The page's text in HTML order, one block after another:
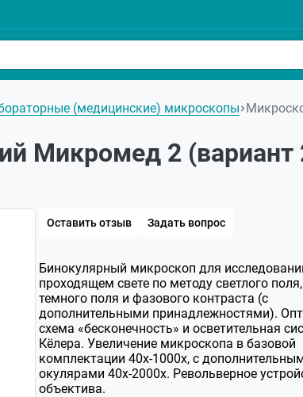
(медицинские) микроскопы
Микромед 2 (вариант
Оставить отзыв Задать вопрос
Бинокулярный микроскоп для
проходящем свете по методу светлого
темного поля и фазового контраста (с
дополнительными принадлежностями).
схема «бесконечность» и осветительная
Кёлера. Увеличение микроскопа в базовой
комплектации 40х-1000х, с
окулярами 40х-2000х. Револьверное
объектива.